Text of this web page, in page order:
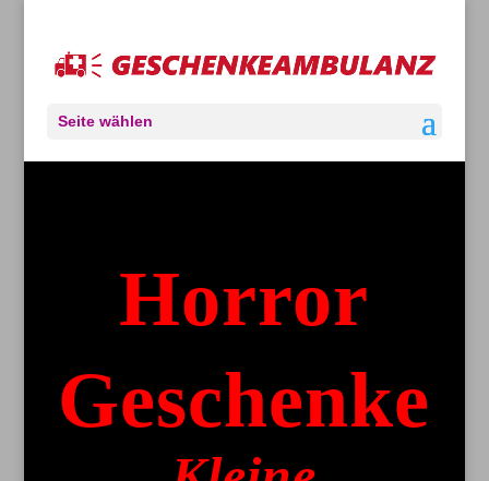
Seite wählen
Horror
Geschenke